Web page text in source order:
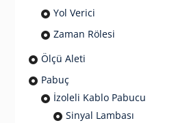
Yol Verici
Zaman Rölesi
Ölçü Aleti
Pabuç
İzoleli Kablo Pabucu
Sinyal Lambası